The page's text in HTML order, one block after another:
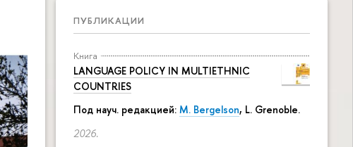
ПУБЛИКАЦИИ
Книга
LANGUAGE POLICY IN MULTIETHNIC
COUNTRIES
Под науч. редакцией: M. Bergelson, L. Grenoble.
2026.